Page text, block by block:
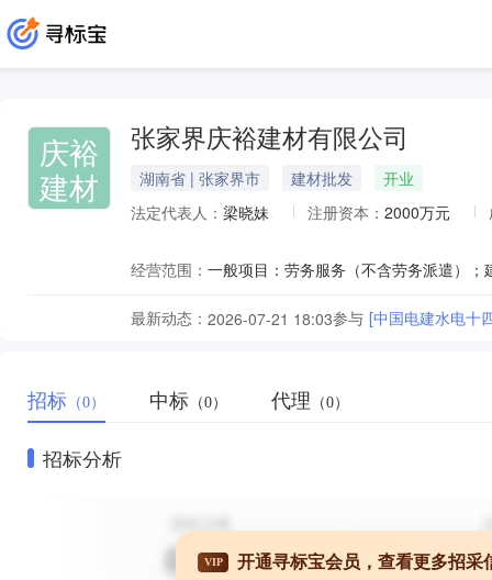
庆裕
建材
张家界庆裕建材有限公司
湖南省 | 张家界市 建材批发
开业
法定代表人： 梁晓妹 注册资本： 2000万元
经营范围：
最新动态： 2026-07-21 18:03参与 [中国电建水电十
招标 （0） 中标 （0） 代理 （0）
招标分析
VIP 开通寻标宝会员，查看更多招采